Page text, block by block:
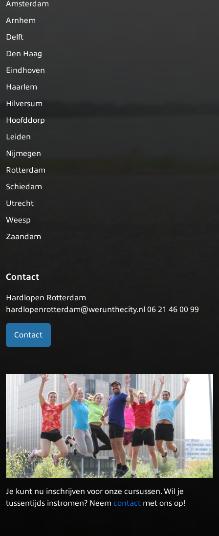
Amsterdam
Arnhem
Delft
Den Haag
Eindhoven
Haarlem
Hilversum
Hoofddorp
Leiden
Nijmegen
Rotterdam
Schiedam
Utrecht
Weesp
Zaandam
Contact
Hardlopen Rotterdam
hardlopenrotterdam@werunthecity.nl 06 21 46 00 99
Contact
Je kunt nu inschrijven voor onze cursussen. Wil je
tussentijds instromen? Neem contact met ons op!